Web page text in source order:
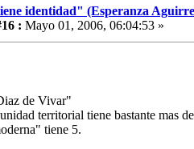
identidad" (Esperanza
: Mayo 01, 2006, 06:04:53 »
de Vivar"
territorial tiene bastante mas
tiene 5.